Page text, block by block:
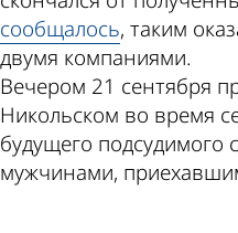
сообщалось, таким
двумя компаниями.
Вечером 21 сентября
Никольском во время
будущего подсудимого
мужчинами,